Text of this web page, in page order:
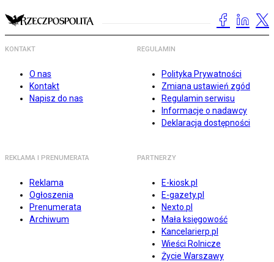
KONTAKT
O nas
Kontakt
Napisz do nas
REGULAMIN
Polityka Prywatności
Zmiana ustawień zgód
Regulamin serwisu
Informacje o nadawcy
Deklaracja dostępności
REKLAMA I PRENUMERATA
Reklama
Ogłoszenia
Prenumerata
Archiwum
PARTNERZY
E-kiosk.pl
E-gazety.pl
Nexto.pl
Mała księgowość
Kancelarierp.pl
Wieści Rolnicze
Życie Warszawy